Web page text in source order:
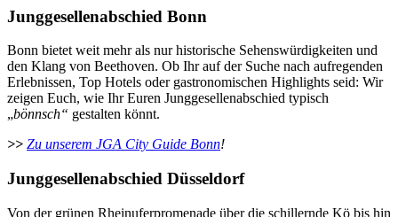
Junggesellenabschied Bonn
Bonn bietet weit mehr als nur historische Sehenswürdigkeiten und
den Klang von Beethoven. Ob Ihr auf der Suche nach aufregenden
Erlebnissen, Top Hotels oder gastronomischen Highlights seid: Wir
zeigen Euch, wie Ihr Euren Junggesellenabschied typisch
„bönnsch“ gestalten könnt.
>> Zu unserem JGA City Guide Bonn!
Junggesellenabschied Düsseldorf
Von der grünen Rheinuferpromenade über die schillernde Kö bis hin